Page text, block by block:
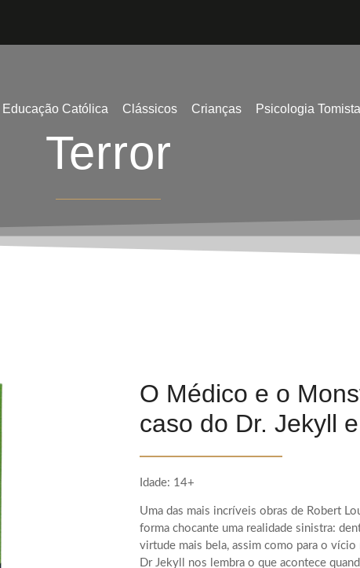
Educação Católica Clássicos Crianças Psicologia Tomista
Terror
O Médico e o
caso do Dr. Jekyll
Idade: 14+
Uma das mais incríveis obras de Robert
forma chocante uma realidade sinistra:
virtude mais bela, assim como para o
Dr Jekyll nos lembra o que acontece